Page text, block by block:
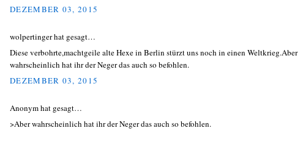
DEZEMBER 03, 2015
wolpertinger hat gesagt…
Diese verbohrte,machtgeile alte Hexe in Berlin stürzt uns noch in einen Weltkrieg.Aber
wahrscheinlich hat ihr der Neger das auch so befohlen.
DEZEMBER 03, 2015
Anonym hat gesagt…
>Aber wahrscheinlich hat ihr der Neger das auch so befohlen.